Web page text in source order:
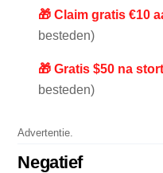
🎁 Claim gratis €10
besteden)
🎁 Gratis $50 na
besteden)
Advertentie.
Negatief